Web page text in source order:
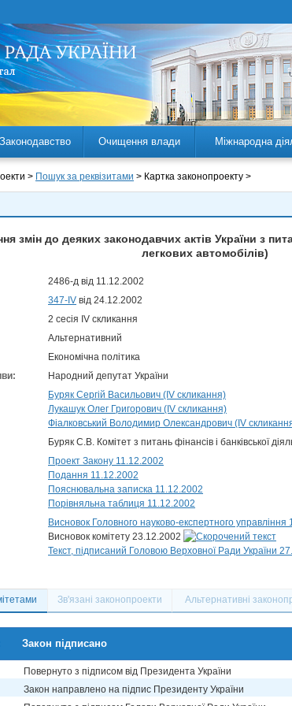
Законодавство Очищення влади Міжнародна
> Пошук за реквізитами > Картка законопроекту >
змін до деяких законодавчих актів України з
легкових автомобілів)
2486-д від 11.12.2002
347-IV від 24.12.2002
2 сесія IV скликання
Альтернативний
Економічна політика
Народний депутат України
Буряк Сергій Васильович (IV скликання)
Лукашук Олег Григорович (IV скликання)
Фіалковський Володимир Олександрович (IV
Буряк С.В. Комітет з питань фінансів і банківської
Проект Закону 11.12.2002
Подання 11.12.2002
Пояснювальна записка 11.12.2002
Порівняльна таблиця 11.12.2002
Висновок Головного науково-експертного управління
Висновок комітету 23.12.2002
Текст, підписаний Головою Верховної Ради України
Зв'язані законопроекти Альтернативні
Закон підписано
Повернуто з підписом від Президента України
Закон направлено на підпис Президенту України